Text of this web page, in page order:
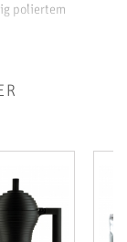
poliertem
Patent